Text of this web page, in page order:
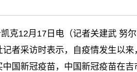
克12月17日电（记者关建武 努
记者采访时表示，自疫情发生以
国新冠疫苗，中国新冠疫苗在吉